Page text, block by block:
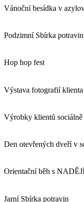
Vánoční besídka v
Podzimní Sbírka potravin
Hop hop fest
Výstava fotografií
Výrobky klientů
Den otevřených dveří v
Orientační běh s
Jarní Sbírka potravin